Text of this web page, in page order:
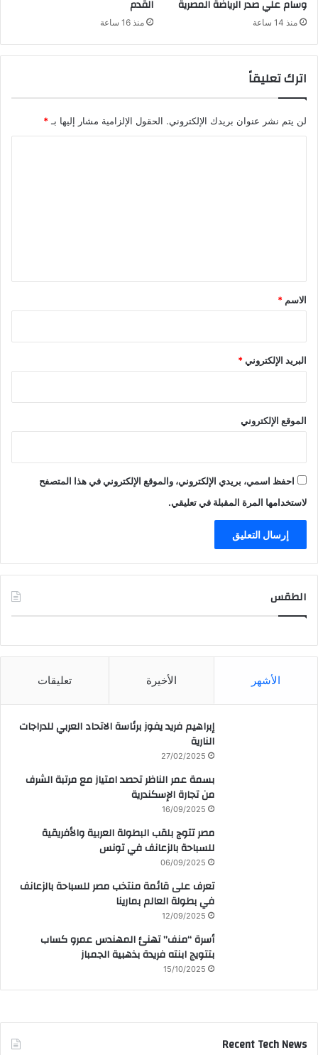
وسام علي صدر الرياضة المصرية
منذ 14 ساعة
القدم
منذ 16 ساعة
اترك تعليقاً
لن يتم نشر عنوان بريدك الإلكتروني. الحقول الإلزامية مشار إليها بـ *
*
الاسم *
البريد الإلكتروني*
الموقع الإلكتروني
احفظ اسمي، بريدي الإلكتروني، والموقع الإلكتروني في هذا المتصفح
لاستخدامها المرة المقبلة في تعليقي.
الطقس
الأشهر الأخيرة تعليقات
إبراهيم فريد يفوز برئاسة الاتحاد العربي للدراجات
النارية
27/02/2025
بسمة عمر الناظر تحصد امتياز مع مرتبة الشرف
من تجارة الإسكندرية
16/09/2025
مصر تتوج بلقب البطولة العربية والأفريقية
للسباحة بالزعانف في تونس
06/09/2025
تعرف على قائمة منتخب مصر للسباحة بالزعانف
في بطولة العالم بمارينا
12/09/2025
أسرة “منف” تهنئ المهندس عمرو كساب
بتتويج ابنته فريدة بذهبية الجمباز
15/10/2025
Recent Tech News